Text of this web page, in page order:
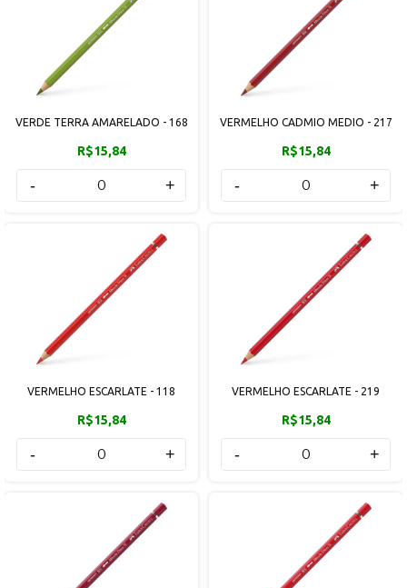
VERDE TERRA AMARELADO - 168
R$15,84
- +
VERMELHO CADMIO MEDIO - 217
R$15,84
- +
VERMELHO ESCARLATE - 118
R$15,84
- +
VERMELHO ESCARLATE - 219
R$15,84
- +